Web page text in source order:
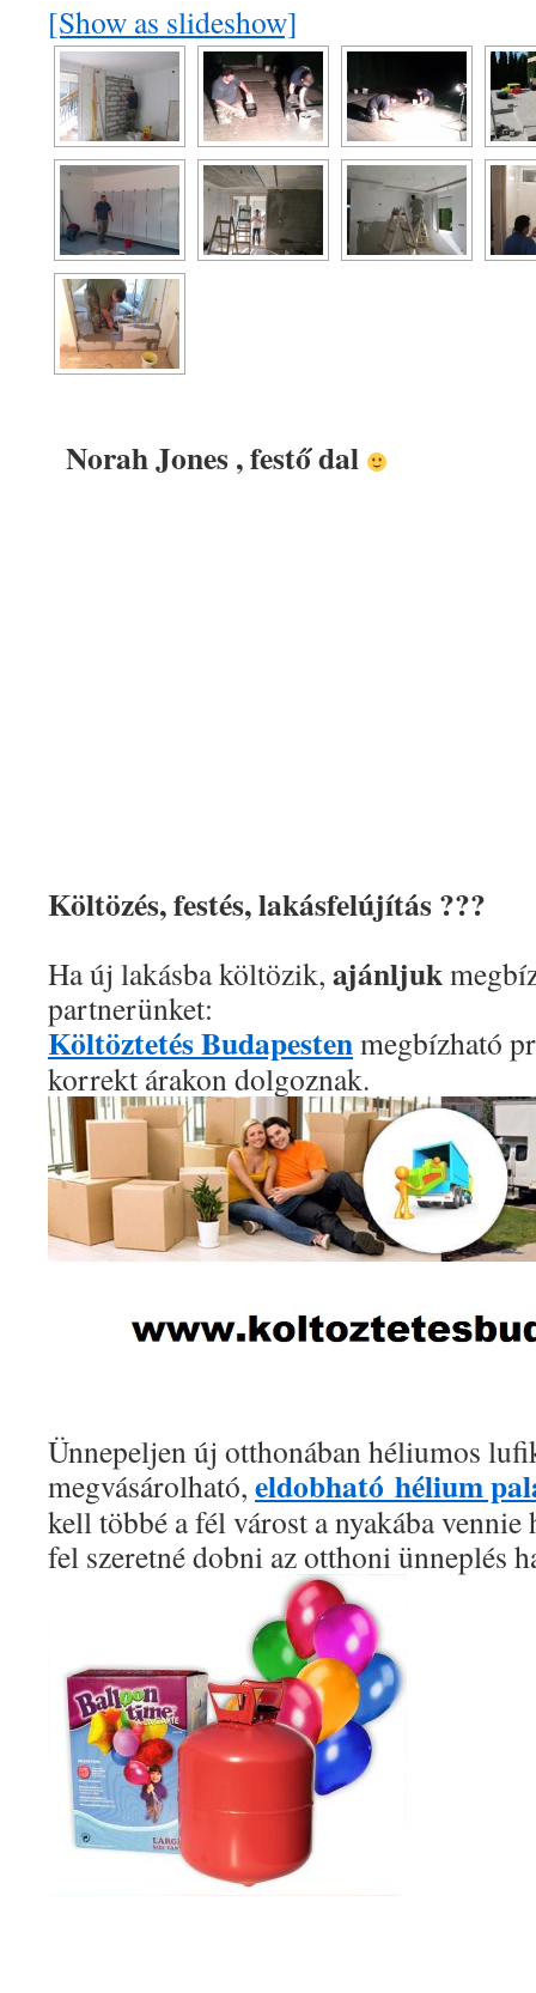
[Show as slideshow]
Norah Jones , festő dal
Költözés, festés, lakásfelújítás ???
Ha új lakásba költözik, ajánljuk
partnerünket:
Költöztetés Budapestenmegbízható
korrekt árakon dolgoznak.
Ünnepeljen új otthonában héliumos
megvásárolható, eldobható hélium
kell többé a fél várost a nyakába
fel szeretné dobni az otthoni ünneplés